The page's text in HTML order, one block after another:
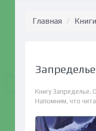
Главная Книги
Книгу Запределье.
Напомним, что